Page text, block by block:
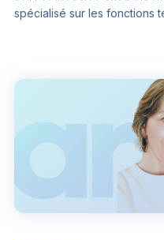
spécialisé sur les fonctions